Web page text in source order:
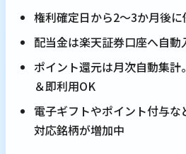
権利確定日から2～3か月後
配当金は楽天証券口座へ自動
ポイント還元は月次自動集
＆即利用OK
電子ギフトやポイント付与な
対応銘柄が増加中